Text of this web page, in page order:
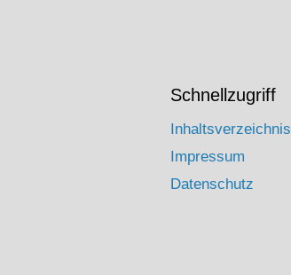
Schnellzugriff
Inhaltsverzeichnis
Impressum
Datenschutz